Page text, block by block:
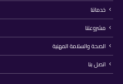
خدماتنا
مشروعتنا
الصحة والسلامة المهنية
اتصل بنا